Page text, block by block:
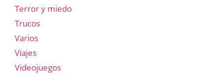
Terror y miedo
Trucos
Varios
Viajes
Videojuegos